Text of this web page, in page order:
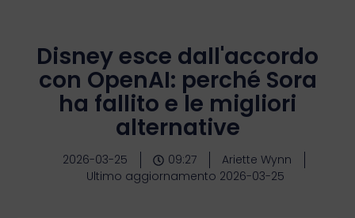
Disney esce dall'accordo
con OpenAI: perché Sora
ha fallito e le migliori
alternative
2026-03-25 09:27
Ariette Wynn
Ultimo aggiornamento 2026-03-25